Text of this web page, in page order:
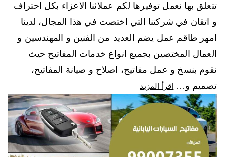
تتعلق بها نعمل توفيرها لكم عملائنا الاعزاء بكل احتراف
و اتقان في شركتنا التي اختصت في هذا المجال، لدينا
امهر طاقم عمل يضم العديد من الفنين و المهندسين و
العمال المختصين بجميع انواع خدمات المفاتيح حيث
نقوم بنسخ و عمل مفاتيح، اصلاح و صيانة المفاتيح،
تصميم و…
اقرأ المزيد